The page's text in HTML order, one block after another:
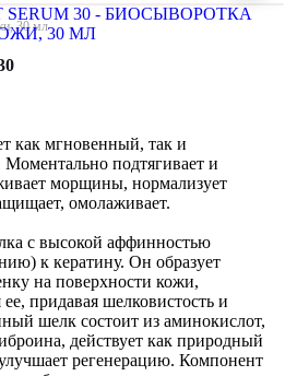
30 мл
как мгновенный, так и
подтягивает и
морщины, нормализует
омолаживает.
с высокой аффинностью
к кератину. Он образует
на поверхности кожи,
придавая шелковистость и
шелк состоит из аминокислот,
действует как природный
регенерацию. Компонент